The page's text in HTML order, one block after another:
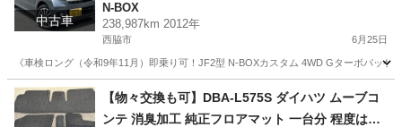
中古車
ビ☆バックモニター☆クルーズコントロール☆ET
C☆VSA☆【車両交換や下取りも応談】
N-BOX
238,987km 2012年
西脇市 6月25日
《車検ロング（令和9年11月）即乗り可！JF2型 N-BOXカスタム 4WD Gターボパ
兵庫 西脇市 N-BOX 車両
【物々交換も可】DBA-L575S ダイハツ ムーブコ
ンテ 消臭加工 純正フロアマット 一台分 程度は良